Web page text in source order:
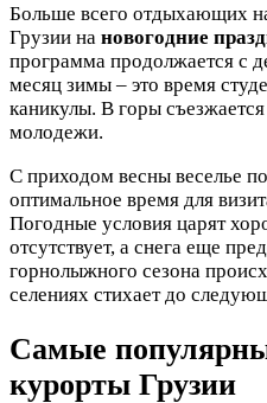
Больше всего отдыхающих
Грузии на новогодние
программа продолжается с
месяц зимы – это время
каникулы. В горы
молодежи.
С приходом весны веселье
оптимальное время для
Погодные условия царят
отсутствует, а снега еще
горнолыжного сезона
селениях стихает до
Самые
курорты Грузии